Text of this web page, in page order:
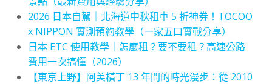
2026 日本自駕｜北海道中秋租車 5 折神券！TOCOO
x NIPPON 實測預約教學（一家五口實戰分享）
日本 ETC 使用教學｜怎麼租？要不要租？高速公路
費用一次搞懂（2026）
【東京上野】阿美橫丁 13 年間的時光漫步：從 2010